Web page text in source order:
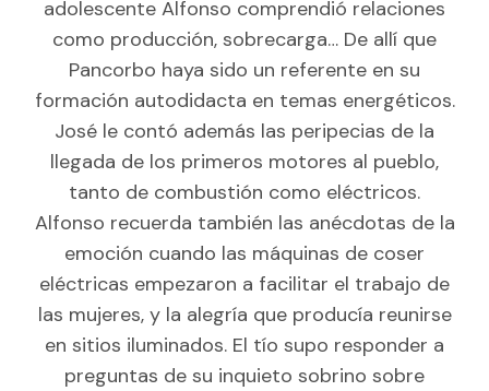
adolescente Alfonso comprendió relaciones
como producción, sobrecarga… De allí que
Pancorbo haya sido un referente en su
formación autodidacta en temas energéticos.
José le contó además las peripecias de la
llegada de los primeros motores al pueblo,
tanto de combustión como eléctricos.
Alfonso recuerda también las anécdotas de la
emoción cuando las máquinas de coser
eléctricas empezaron a facilitar el trabajo de
las mujeres, y la alegría que producía reunirse
en sitios iluminados. El tío supo responder a
preguntas de su inquieto sobrino sobre